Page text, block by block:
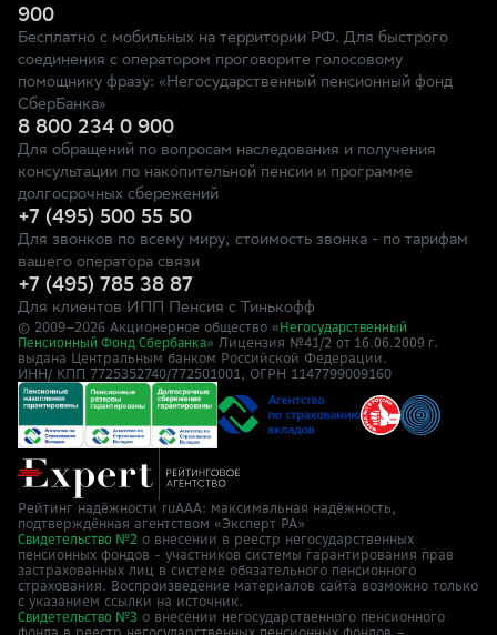
900
Бесплатно с мобильных на территории РФ. Для быстрого
соединения с оператором проговорите голосовому
помощнику фразу: «Негосударственный пенсионный фонд
СберБанка»
8 800 234 0 900
Для обращений по вопросам наследования и получения
консультации по накопительной пенсии и программе
долгосрочных сбережений
+7 (495) 500 55 50
Для звонков по всему миру, стоимость звонка - по тарифам
вашего оператора связи
+7 (495) 785 38 87
Для клиентов ИПП Пенсия с Тинькофф
© 2009–2026 Акционерное общество « Негосударственный
Пенсионный Фонд Сбербанка» Лицензия №41/2 от 16.06.2009 г.
выдана Центральным банком Российской Федерации.
ИНН/ КПП 7725352740/772501001, ОГРН 1147799009160
Рейтинг надёжности ruAAA: максимальная надёжность,
подтверждённая агентством «Эксперт РА»
Свидетельство №2 о внесении в реестр негосударственных
пенсионных фондов - участников системы гарантирования прав
застрахованных лиц в системе обязательного пенсионного
страхования. Воспроизведение материалов сайта возможно только
с указанием ссылки на источник.
Свидетельство №3 о внесении негосударственного пенсионного